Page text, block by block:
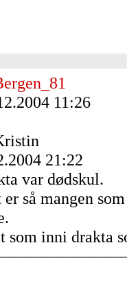
11:26
21:22
var dødskul.
så mangen
som inni drakta